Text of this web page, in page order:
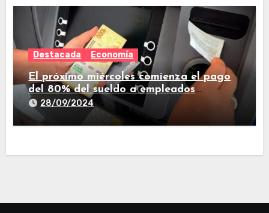
Destacada Economía
El próximo miércoles comienza el pago
del 80% del sueldo a empleados
estatales de Tucumán
28/09/2024